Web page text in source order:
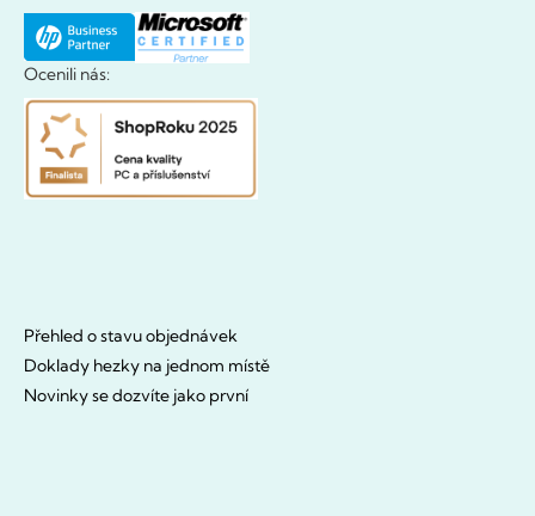
Ocenili nás:
Přehled o stavu objednávek
Doklady hezky na jednom místě
Novinky se dozvíte jako první